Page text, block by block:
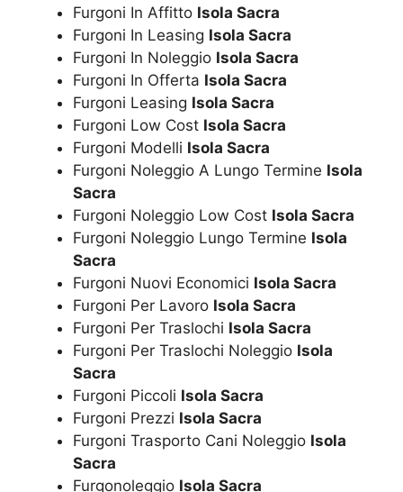
Furgoni In Affitto Isola Sacra
Furgoni In Leasing Isola Sacra
Furgoni In Noleggio Isola Sacra
Furgoni In Offerta Isola Sacra
Furgoni Leasing Isola Sacra
Furgoni Low Cost Isola Sacra
Furgoni Modelli Isola Sacra
Furgoni Noleggio A Lungo Termine Isola
Sacra
Furgoni Noleggio Low Cost Isola Sacra
Furgoni Noleggio Lungo Termine Isola
Sacra
Furgoni Nuovi Economici Isola Sacra
Furgoni Per Lavoro Isola Sacra
Furgoni Per Traslochi Isola Sacra
Furgoni Per Traslochi Noleggio Isola
Sacra
Furgoni Piccoli Isola Sacra
Furgoni Prezzi Isola Sacra
Furgoni Trasporto Cani Noleggio Isola
Sacra
Furgonoleggio Isola Sacra